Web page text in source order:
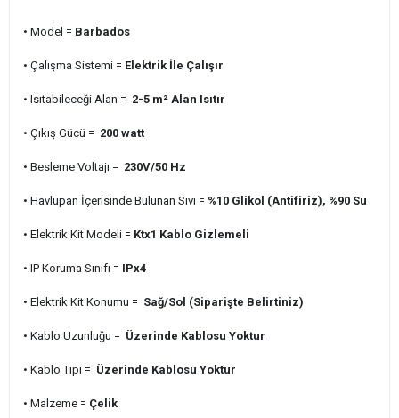
• Model = Barbados
• Çalışma Sistemi = Elektrik İle Çalışır
• Isıtabileceği Alan = 2-5 m² Alan Isıtır
• Çıkış Gücü = 200 watt
• Besleme Voltajı = 230V/50 Hz
• Havlupan İçerisinde Bulunan Sıvı = %10 Glikol (Antifiriz), %90 Su
• Elektrik Kit Modeli = Ktx1 Kablo Gizlemeli
• IP Koruma Sınıfı = IPx4
• Elektrik Kit Konumu = Sağ/Sol (Siparişte Belirtiniz)
• Kablo Uzunluğu = Üzerinde Kablosu Yoktur
• Kablo Tipi = Üzerinde Kablosu Yoktur
• Malzeme = Çelik